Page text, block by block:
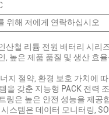
위해 저에게 연락하십시오
산철 리튬 전원 배터리 시리
, 높은 제품 품질 및 생산 효
지 절약, 환경 보호 가치에
을 갖춘 지능형 PACK 전력 조
링은 높은 안전 성능을 제공
스템은 데이터 모니터링,